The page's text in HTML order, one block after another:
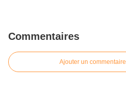
Commentaires
Ajouter un commentaire